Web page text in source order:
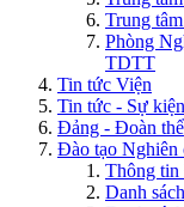
Trung
Phòng
TDTT
Tin tức Viện
Tin tức - Sự
Đảng - Đoàn thể
Đào tạo Nghiên
Thông tin
Danh